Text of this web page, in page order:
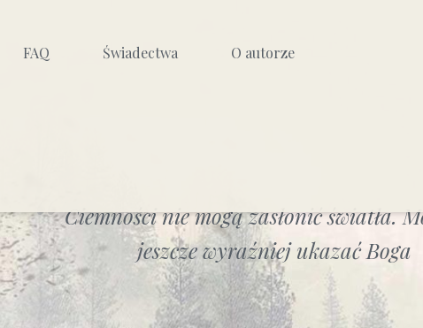
FAQ Świadectwa O autorze
Ciemności nie mogą zasłonić światła.
jeszcze wyraźniej ukazać Boga